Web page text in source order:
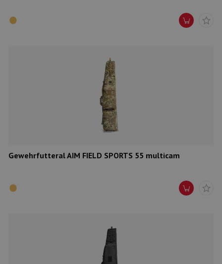
Gewehrfutteral AIM FIELD SPORTS 55 multicam